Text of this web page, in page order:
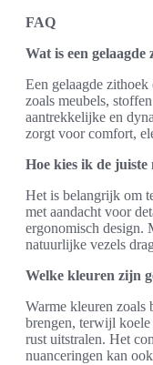
FAQ
Wat is een gelaagde
Een gelaagde
zoals meubels,
aantrekkelijke en
zorgt voor comfort,
Hoe kies ik de juiste
Het is belangrijk om
met aandacht voor
ergonomisch design.
natuurlijke vezels
Welke kleuren zijn
Warme kleuren zoals
brengen, terwijl koele
rust uitstralen. Het
nuanceringen kan